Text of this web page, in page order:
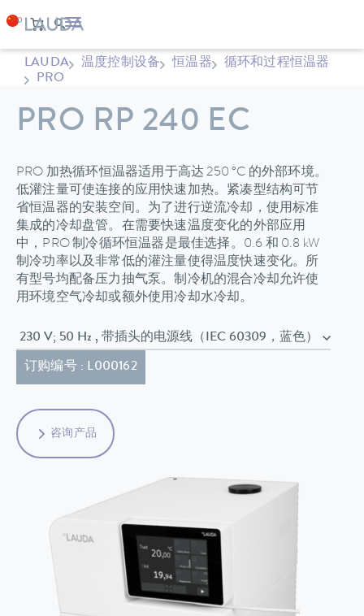
LAUDA 温度控制设备 恒温器
循环和过程恒温器
PRO
PRO RP 240 EC
PRO 加热循环恒温器适用于高达 250 °C 的外部环境。
低灌注量可使连接的应用快速加热。紧凑型结构可节
省恒温器的安装空间。为了进行逆流冷却，使用标准
集成的冷却盘管。在需要快速温度变化的外部应用
中，PRO 制冷循环恒温器是最佳选择。0.6 和 0.8 kW
制冷功率以及非常低的灌注量使得温度快速变化。所
有型号均配备压力抽气泵。制冷机的混合冷却允许使
用环境空气冷却或额外使用冷却水冷却。
230 V; 50 Hz , 带插头的电源线（IEC 60309，蓝色）
订购编号 : L000162
咨询产品